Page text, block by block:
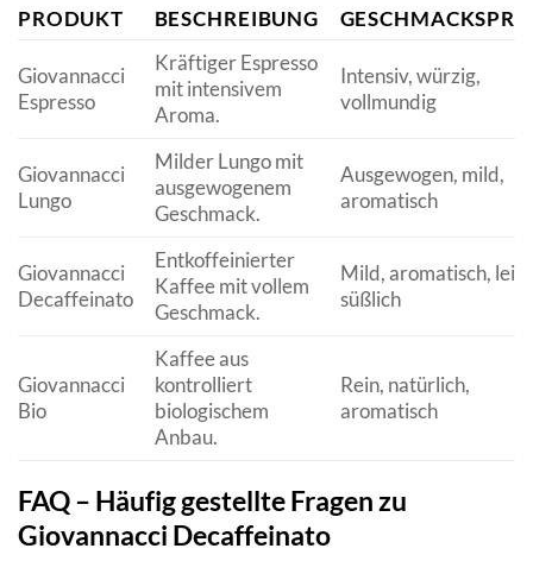
PRODUKT BESCHREIBUNG
Giovannacci
Espresso
Kräftiger Espresso
mit intensivem
Aroma.
Intensiv, würzig,
vollmundig
Giovannacci
Lungo
Milder Lungo mit
ausgewogenem
Geschmack.
Ausgewogen, mild,
aromatisch
Giovannacci
Decaffeinato
Entkoffeinierter
Kaffee mit vollem
Geschmack.
Mild, aromatisch,
süßlich
Giovannacci
Bio
Kaffee aus
kontrolliert
biologischem
Anbau.
Rein, natürlich,
aromatisch
FAQ – Häufig gestellte Fragen zu
Giovannacci Decaffeinato